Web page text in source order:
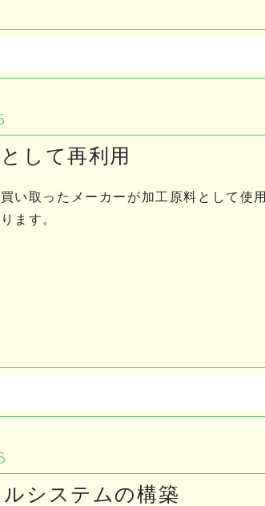
して再利用
い取ったメーカーが加工原料として使用
ます。
ルシステムの構築